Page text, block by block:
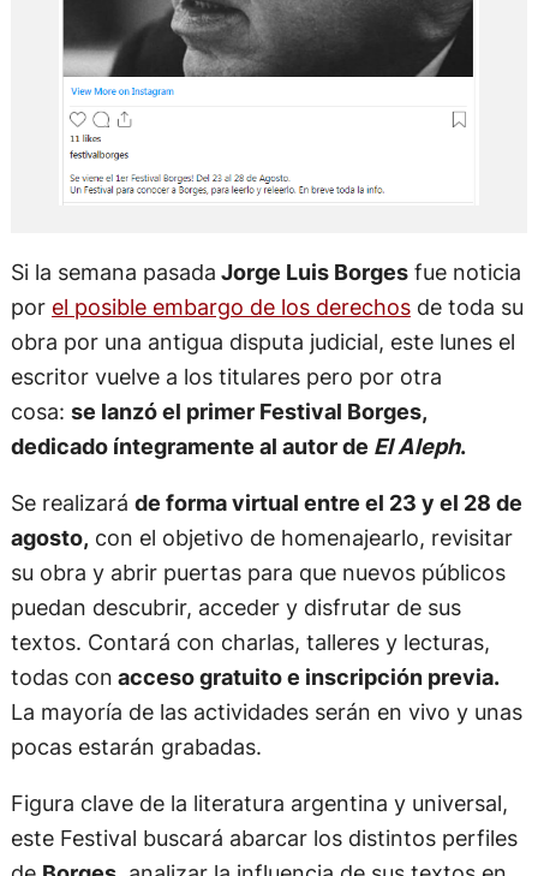
Si la semana pasada Jorge Luis Borgesfue noticia
por el posible embargo de los derechosde toda su
obra por una antigua disputa judicial, este lunes el
escritor vuelve a los titulares pero por otra
cosa: se lanzó el primer Festival Borges,
dedicado íntegramente al autor de El Aleph.
Se realizará de forma virtual entre el 23 y el 28 de
agosto, con el objetivo de homenajearlo, revisitar
su obra y abrir puertas para que nuevos públicos
puedan descubrir, acceder y disfrutar de sus
textos. Contará con charlas, talleres y lecturas,
todas con acceso gratuito e inscripción previa.​
La mayoría de las actividades serán en vivo y unas
pocas estarán grabadas.
Figura clave de la literatura argentina y universal,
este Festival buscará abarcar los distintos perfiles